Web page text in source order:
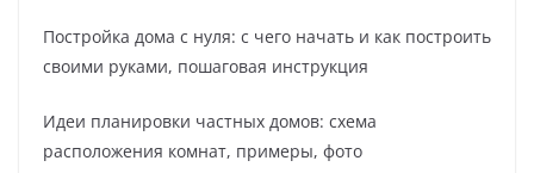
Постройка дома с нуля: с чего начать и как построить
своими руками, пошаговая инструкция
Идеи планировки частных домов: схема
расположения комнат, примеры, фото